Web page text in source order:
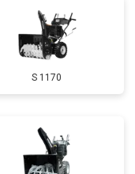
Заказать
2000 ₽ Заказать
Заказать
S 1170